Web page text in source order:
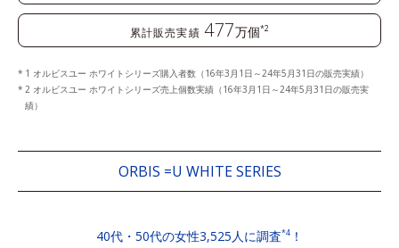
累計販売実績 477万個*2
1 オルビスユー ホワイトシリーズ購入者数（16年3月1日～24年5月31日の販売実績）
2 オルビスユー ホワイトシリーズ売上個数実績（16年3月1日～24年5月31日の販売実
績）
ORBIS =U WHITE SERIES
40代・50代の女性3,525人に調査*4 ！